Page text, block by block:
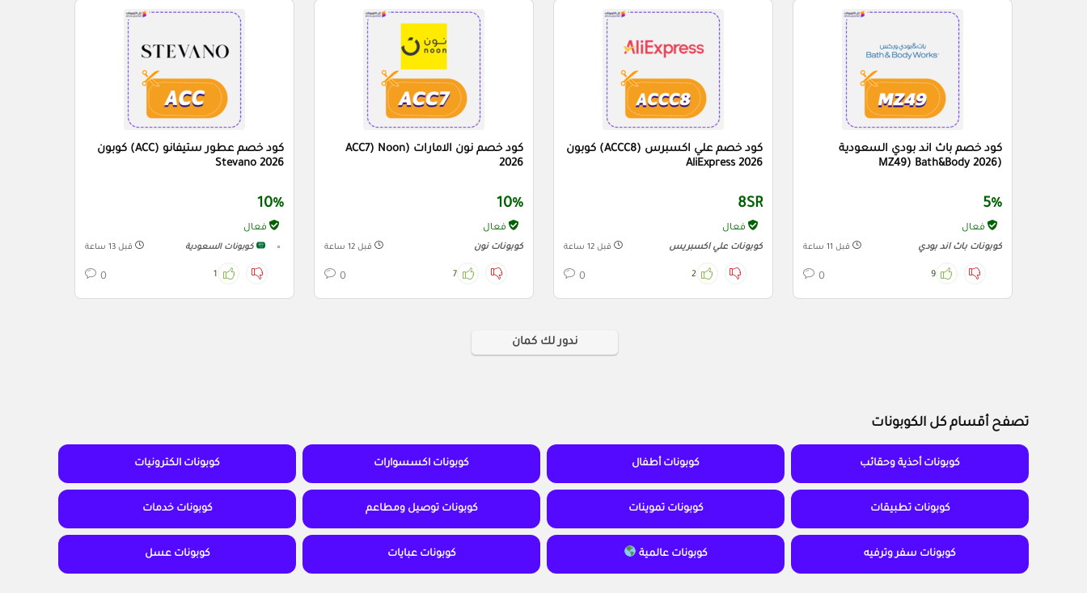
كود خصم باث اند بودي السعودية
(MZ49) Bath&Body 2026
5%
فعال
كوبونات باث اند بودي قبل 11 ساعة
9
0
كود خصم علي اكسبرس (ACCC8) كوبون
AliExpress 2026
8SR
فعال
كوبونات علي اكسبريس قبل 12 ساعة
2
0
كود خصم نون الامارات (ACC7) Noon
2026
10%
فعال
كوبونات نون قبل 12 ساعة
7
0
كود خصم عطور ستيفانو (ACC) كوبون
Stevano 2026
10%
فعال
كوبونات السعودية قبل 13 ساعة
1
0
ندور لك كمان
تصفح أقسام كل الكوبونات
كوبونات أحذية وحقائب كوبونات أطفال كوبونات اكسسوارات كوبونات الكترونيات
كوبونات تطبيقات كوبونات تموينات كوبونات توصيل ومطاعم كوبونات خدمات
كوبونات سفر وترفيه كوبونات عالمية كوبونات عبايات كوبونات عسل